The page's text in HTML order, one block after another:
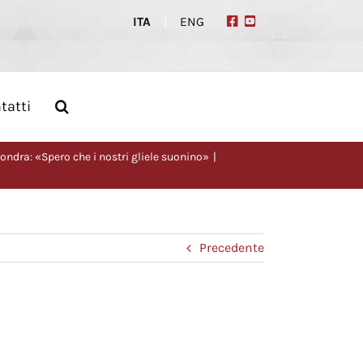
ITA ENG
«Spero che i nostri gliele suonino»
Precedente